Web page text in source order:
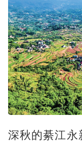
深秋的綦江永